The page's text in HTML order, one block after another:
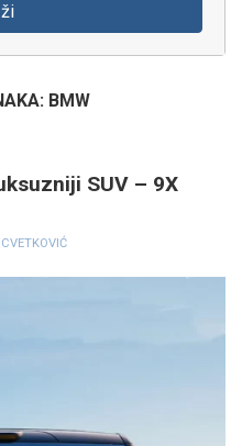
BMW
SUV – 9X